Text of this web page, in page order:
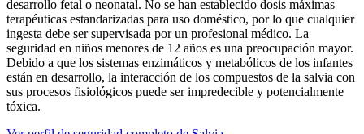
desarrollo fetal o neonatal. No se han establecido dosis máximas
terapéuticas estandarizadas para uso doméstico, por lo que cualquier
ingesta debe ser supervisada por un profesional médico. La
seguridad en niños menores de 12 años es una preocupación mayor.
Debido a que los sistemas enzimáticos y metabólicos de los infantes
están en desarrollo, la interacción de los compuestos de la salvia con
sus procesos fisiológicos puede ser impredecible y potencialmente
tóxica.